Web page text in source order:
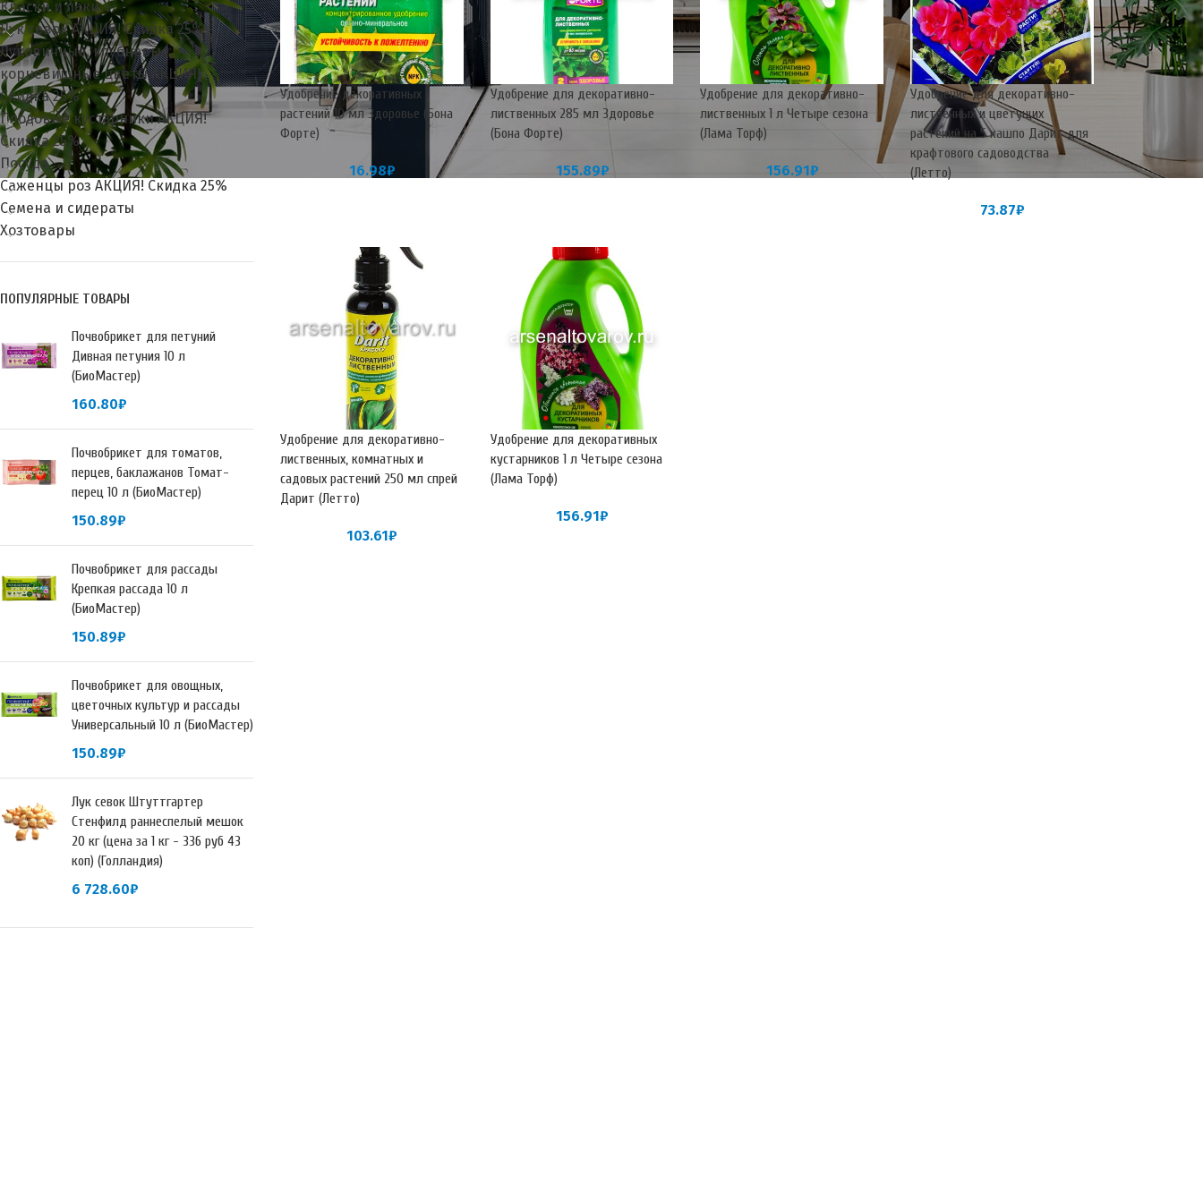
Краски и лаки
Лук севок АКЦИЯ! Скидка 25%
Луковичные, клубневые,
корневищные цветы АКЦИЯ!
Скидка 25%
Плодовые кустарники АКЦИЯ!
Скидка 25%
Посуда
Саженцы роз АКЦИЯ! Скидка 25%
Семена и сидераты
Хозтовары
ПОПУЛЯРНЫЕ ТОВАРЫ
Почвобрикет для петуний
Дивная петуния 10 л
(БиоМастер)
160.80₽
Почвобрикет для томатов,
перцев, баклажанов Томат-
перец 10 л (БиоМастер)
150.89₽
Почвобрикет для рассады
Крепкая рассада 10 л
(БиоМастер)
150.89₽
Почвобрикет для овощных,
цветочных культур и рассады
Универсальный 10 л (БиоМастер)
150.89₽
Лук севок Штуттгартер
Стенфилд раннеспелый мешок
20 кг (цена за 1 кг - 336 руб 43
коп) (Голландия)
6 728.60₽
Удобрение декоративных
растений 10 мл Здоровье (Бона
Форте)
16.98₽
Удобрение для декоративно-
лиственных 285 мл Здоровье
(Бона Форте)
155.89₽
Удобрение для декоративно-
лиственных 1 л Четыре сезона
(Лама Торф)
156.91₽
Удобрение для декоративно-
лиственных и цветущих
растений на 5 кашпо Дарит для
крафтового садоводства
(Летто)
73.87₽
Удобрение для декоративно-
лиственных, комнатных и
садовых растений 250 мл спрей
Дарит (Летто)
103.61₽
Удобрение для декоративных
кустарников 1 л Четыре сезона
(Лама Торф)
156.91₽